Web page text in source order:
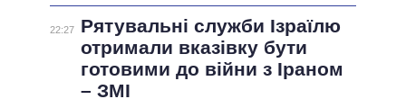
22:27
Рятувальні служби Ізраїлю
отримали вказівку бути
готовими до війни з Іраном
– ЗМІ